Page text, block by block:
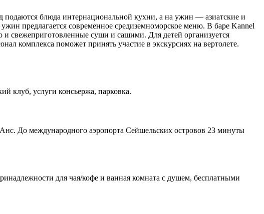
подаются блюда интернациональной кухни, а на ужин — азиатские и
предлагается современное средиземноморское меню. В баре Kannel
свежеприготовленные суши и сашими. Для детей организуется
комплекса поможет принять участие в экскурсиях на вертолете.
клуб, услуги консьержа, парковка.
До международного аэропорта Сейшельских островов 23 минуты
для чая/кофе и ванная комната с душем, бесплатными